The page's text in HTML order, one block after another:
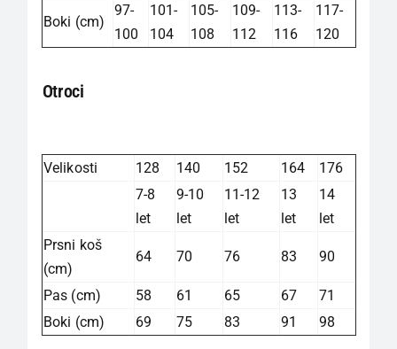
Boki (cm)
97-
100
101-
104
105-
108
109-
112
113-
116
117-
120
Otroci
Velikosti 128 140 152 164
176
7-8
let
9-10
let
11-12
let
13
let
14
let
Prsni koš
(cm)
64 70 76 83 90
Pas (cm) 58 61 65 67
71
Boki (cm)
69 75 83 91 98